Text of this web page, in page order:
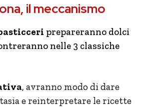
il meccanismo
prepareranno dolci
nelle 3 classiche
, avranno modo di dare
e reinterpretare le ricette